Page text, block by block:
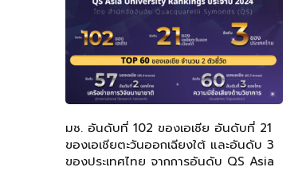
มช. อันดับที่ 102 ของเอเชีย อันดับที่ 21
ของเอเชียตะวันออกเฉียงใต้ และอันดับ 3
ของประเทศไทย จากการอันดับ QS Asia